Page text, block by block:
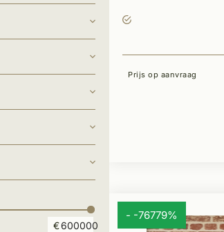
€
Prijs op aanvraag
- -76779%